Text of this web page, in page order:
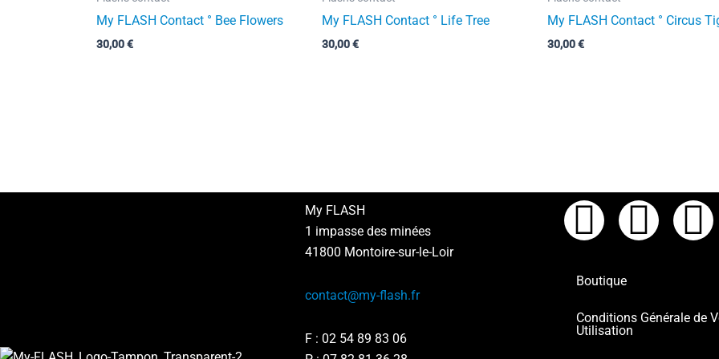
My FLASH Contact ° Bee Flowers
30,00€
My FLASH Contact ° Life Tree
30,00€
My FLASH Contact ° Circus
30,00€
My FLASH
1 impasse des minées
41800 Montoire-sur-le-Loir
contact@my-flash.fr
F : 02 54 89 83 06
F
c
e
I
s
L
n
Boutique
Conditions Générale de
Utilisation